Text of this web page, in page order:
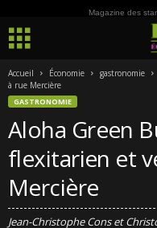
Magazine des
Accueil Économie gastronomie
à rue Mercière
GASTRONOMIE
Aloha Green
flexitarien et
Mercière
Jean-Christophe Cons et